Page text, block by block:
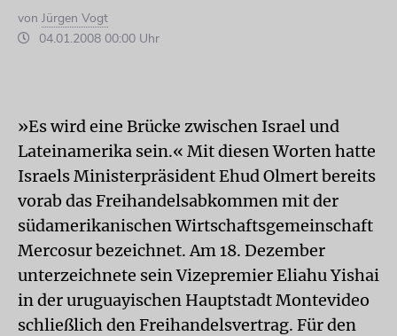
von Jürgen Vogt
04.01.2008 00:00 Uhr
»Es wird eine Brücke zwischen Israel und
Lateinamerika sein.« Mit diesen Worten hatte
Israels Ministerpräsident Ehud Olmert bereits
vorab das Freihandelsabkommen mit der
südamerikanischen Wirtschaftsgemeinschaft
Mercosur bezeichnet. Am 18. Dezember
unterzeichnete sein Vizepremier Eliahu Yishai
in der uruguayischen Hauptstadt Montevideo
schließlich den Freihandelsvertrag. Für den